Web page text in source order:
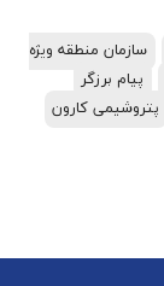
سازمان منطقه ویژه
پیام برزگر
پتروشیمی کارون